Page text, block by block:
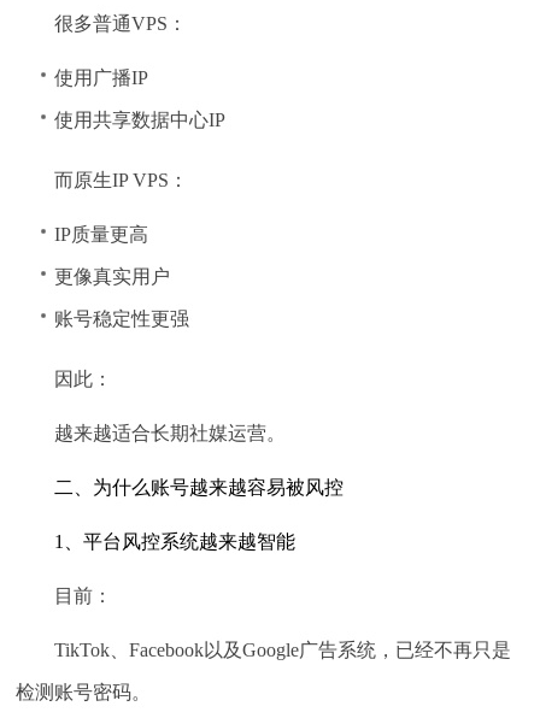
很多普通VPS：
使用广播IP
使用共享数据中心IP
而原生IP VPS：
IP质量更高
更像真实用户
账号稳定性更强
因此：
越来越适合长期社媒运营。
二、为什么账号越来越容易被风控
1、平台风控系统越来越智能
目前：
TikTok、Facebook以及Google广告系统，已经不再只是
检测账号密码。